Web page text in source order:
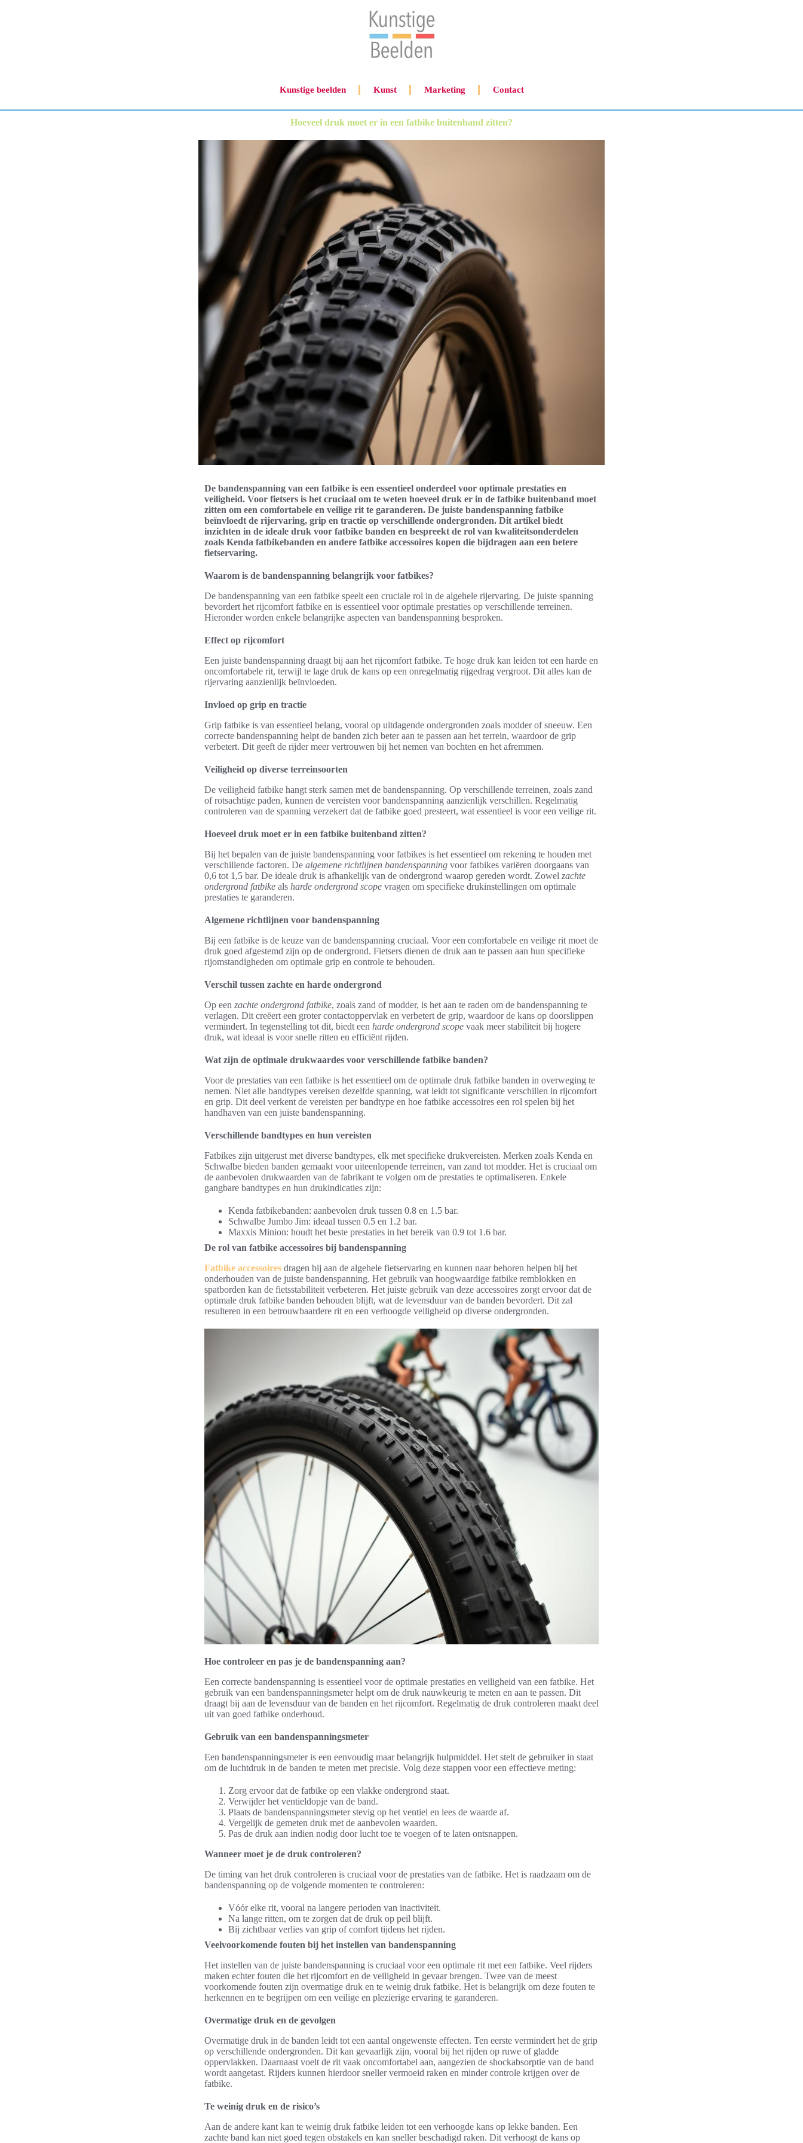
Kunstige beelden Kunst Marketing Contact
Hoeveel druk moet er in een fatbike buitenband zitten?
De bandenspanning van een fatbike is een essentieel onderdeel voor optimale prestaties en
veiligheid. Voor fietsers is het cruciaal om te weten hoeveel druk er in de fatbike buitenband moet
zitten om een comfortabele en veilige rit te garanderen. De juiste bandenspanning fatbike
beïnvloedt de rijervaring, grip en tractie op verschillende ondergronden. Dit artikel biedt
inzichten in de ideale druk voor fatbike banden en bespreekt de rol van kwaliteitsonderdelen
zoals Kenda fatbikebanden en andere fatbike accessoires kopen die bijdragen aan een betere
fietservaring.
Waarom is de bandenspanning belangrijk voor fatbikes?
De bandenspanning van een fatbike speelt een cruciale rol in de algehele rijervaring. De juiste spanning
bevordert het rijcomfort fatbike en is essentieel voor optimale prestaties op verschillende terreinen.
Hieronder worden enkele belangrijke aspecten van bandenspanning besproken.
Effect op rijcomfort
Een juiste bandenspanning draagt bij aan het rijcomfort fatbike. Te hoge druk kan leiden tot een harde en
oncomfortabele rit, terwijl te lage druk de kans op een onregelmatig rijgedrag vergroot. Dit alles kan de
rijervaring aanzienlijk beïnvloeden.
Invloed op grip en tractie
Grip fatbike is van essentieel belang, vooral op uitdagende ondergronden zoals modder of sneeuw. Een
correcte bandenspanning helpt de banden zich beter aan te passen aan het terrein, waardoor de grip
verbetert. Dit geeft de rijder meer vertrouwen bij het nemen van bochten en het afremmen.
Veiligheid op diverse terreinsoorten
De veiligheid fatbike hangt sterk samen met de bandenspanning. Op verschillende terreinen, zoals zand
of rotsachtige paden, kunnen de vereisten voor bandenspanning aanzienlijk verschillen. Regelmatig
controleren van de spanning verzekert dat de fatbike goed presteert, wat essentieel is voor een veilige rit.
Hoeveel druk moet er in een fatbike buitenband zitten?
Bij het bepalen van de juiste bandenspanning voor fatbikes is het essentieel om rekening te houden met
verschillende factoren. De algemene richtlijnen bandenspanning voor fatbikes variëren doorgaans van
0,6 tot 1,5 bar. De ideale druk is afhankelijk van de ondergrond waarop gereden wordt. Zowel zachte
ondergrond fatbike als harde ondergrond scope vragen om specifieke drukinstellingen om optimale
prestaties te garanderen.
Algemene richtlijnen voor bandenspanning
Bij een fatbike is de keuze van de bandenspanning cruciaal. Voor een comfortabele en veilige rit moet de
druk goed afgestemd zijn op de ondergrond. Fietsers dienen de druk aan te passen aan hun specifieke
rijomstandigheden om optimale grip en controle te behouden.
Verschil tussen zachte en harde ondergrond
Op een zachte ondergrond fatbike, zoals zand of modder, is het aan te raden om de bandenspanning te
verlagen. Dit creëert een groter contactoppervlak en verbetert de grip, waardoor de kans op doorslippen
vermindert. In tegenstelling tot dit, biedt een harde ondergrond scope vaak meer stabiliteit bij hogere
druk, wat ideaal is voor snelle ritten en efficiënt rijden.
Wat zijn de optimale drukwaardes voor verschillende fatbike banden?
Voor de prestaties van een fatbike is het essentieel om de optimale druk fatbike banden in overweging te
nemen. Niet alle bandtypes vereisen dezelfde spanning, wat leidt tot significante verschillen in rijcomfort
en grip. Dit deel verkent de vereisten per bandtype en hoe fatbike accessoires een rol spelen bij het
handhaven van een juiste bandenspanning.
Verschillende bandtypes en hun vereisten
Fatbikes zijn uitgerust met diverse bandtypes, elk met specifieke drukvereisten. Merken zoals Kenda en
Schwalbe bieden banden gemaakt voor uiteenlopende terreinen, van zand tot modder. Het is cruciaal om
de aanbevolen drukwaarden van de fabrikant te volgen om de prestaties te optimaliseren. Enkele
gangbare bandtypes en hun drukindicaties zijn:
Kenda fatbikebanden: aanbevolen druk tussen 0.8 en 1.5 bar.
Schwalbe Jumbo Jim: ideaal tussen 0.5 en 1.2 bar.
Maxxis Minion: houdt het beste prestaties in het bereik van 0.9 tot 1.6 bar.
De rol van fatbike accessoires bij bandenspanning
Fatbike accessoires dragen bij aan de algehele fietservaring en kunnen naar behoren helpen bij het
onderhouden van de juiste bandenspanning. Het gebruik van hoogwaardige fatbike remblokken en
spatborden kan de fietsstabiliteit verbeteren. Het juiste gebruik van deze accessoires zorgt ervoor dat de
optimale druk fatbike banden behouden blijft, wat de levensduur van de banden bevordert. Dit zal
resulteren in een betrouwbaardere rit en een verhoogde veiligheid op diverse ondergronden.
Hoe controleer en pas je de bandenspanning aan?
Een correcte bandenspanning is essentieel voor de optimale prestaties en veiligheid van een fatbike. Het
gebruik van een bandenspanningsmeter helpt om de druk nauwkeurig te meten en aan te passen. Dit
draagt bij aan de levensduur van de banden en het rijcomfort. Regelmatig de druk controleren maakt deel
uit van goed fatbike onderhoud.
Gebruik van een bandenspanningsmeter
Een bandenspanningsmeter is een eenvoudig maar belangrijk hulpmiddel. Het stelt de gebruiker in staat
om de luchtdruk in de banden te meten met precisie. Volg deze stappen voor een effectieve meting:
Zorg ervoor dat de fatbike op een vlakke ondergrond staat.
Verwijder het ventieldopje van de band.
Plaats de bandenspanningsmeter stevig op het ventiel en lees de waarde af.
Vergelijk de gemeten druk met de aanbevolen waarden.
Pas de druk aan indien nodig door lucht toe te voegen of te laten ontsnappen.
Wanneer moet je de druk controleren?
De timing van het druk controleren is cruciaal voor de prestaties van de fatbike. Het is raadzaam om de
bandenspanning op de volgende momenten te controleren:
Vóór elke rit, vooral na langere perioden van inactiviteit.
Na lange ritten, om te zorgen dat de druk op peil blijft.
Bij zichtbaar verlies van grip of comfort tijdens het rijden.
Veelvoorkomende fouten bij het instellen van bandenspanning
Het instellen van de juiste bandenspanning is cruciaal voor een optimale rit met een fatbike. Veel rijders
maken echter fouten die het rijcomfort en de veiligheid in gevaar brengen. Twee van de meest
voorkomende fouten zijn overmatige druk en te weinig druk fatbike. Het is belangrijk om deze fouten te
herkennen en te begrijpen om een veilige en plezierige ervaring te garanderen.
Overmatige druk en de gevolgen
Overmatige druk in de banden leidt tot een aantal ongewenste effecten. Ten eerste vermindert het de grip
op verschillende ondergronden. Dit kan gevaarlijk zijn, vooral bij het rijden op ruwe of gladde
oppervlakken. Daarnaast voelt de rit vaak oncomfortabel aan, aangezien de shockabsorptie van de band
wordt aangetast. Rijders kunnen hierdoor sneller vermoeid raken en minder controle krijgen over de
fatbike.
Te weinig druk en de risico’s
Aan de andere kant kan te weinig druk fatbike leiden tot een verhoogde kans op lekke banden. Een
zachte band kan niet goed tegen obstakels en kan sneller beschadigd raken. Dit verhoogt de kans op